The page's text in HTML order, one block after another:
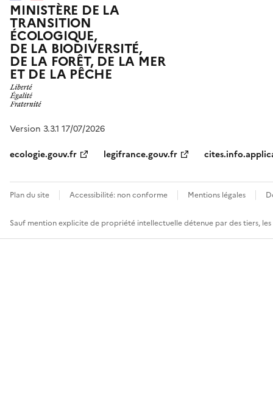
MINISTÈRE DE LA
TRANSITION
ÉCOLOGIQUE,
DE LA BIODIVERSITÉ,
DE LA FORÊT, DE LA MER
ET DE LA PÊCHE
Version 3.3.1 17/07/2026
ecologie.gouv.fr
legifrance.gouv.fr
Plan du site Accessibilité: non conforme Mentions légales
Sauf mention explicite de propriété intellectuelle détenue par des tiers,